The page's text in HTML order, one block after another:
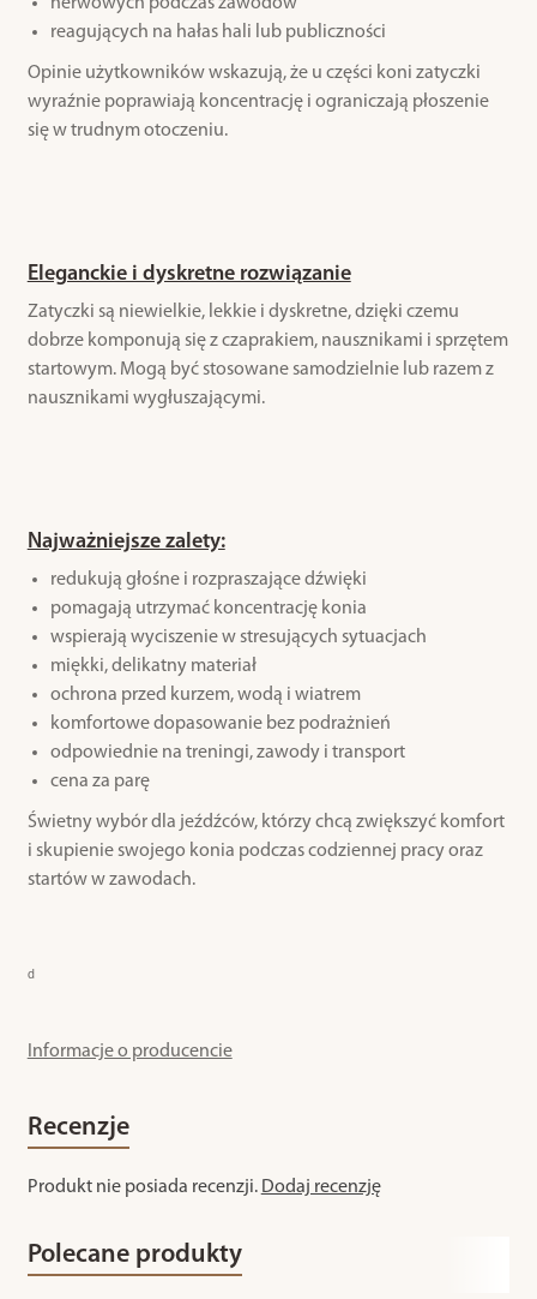
reagujących na hałas hali lub publiczności
Opinie użytkowników wskazują, że u części koni zatyczki
wyraźnie poprawiają koncentrację i ograniczają płoszenie
się w trudnym otoczeniu.
Eleganckie i dyskretne rozwiązanie
Zatyczki są niewielkie, lekkie i dyskretne, dzięki czemu
dobrze komponują się z czaprakiem, nausznikami i sprzętem
startowym. Mogą być stosowane samodzielnie lub razem z
nausznikami wygłuszającymi.
Najważniejsze zalety:
redukują głośne i rozpraszające dźwięki
pomagają utrzymać koncentrację konia
wspierają wyciszenie w stresujących sytuacjach
miękki, delikatny materiał
ochrona przed kurzem, wodą i wiatrem
komfortowe dopasowanie bez podrażnień
odpowiednie na treningi, zawody i transport
cena za parę
Świetny wybór dla jeźdźców, którzy chcą zwiększyć komfort
i skupienie swojego konia podczas codziennej pracy oraz
startów w zawodach.
d
Informacje o producencie
Recenzje
Produkt nie posiada recenzji. Dodaj recenzję
Polecane produkty